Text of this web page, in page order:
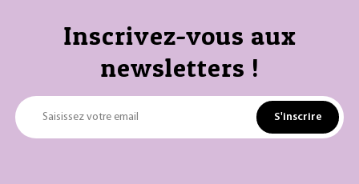
Inscrivez-vous aux
newsletters !
Saisissez votre email S'inscrire